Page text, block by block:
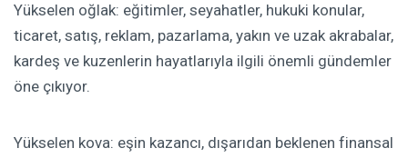
Yükselen oğlak: eğitimler, seyahatler, hukuki konular,
ticaret, satış, reklam, pazarlama, yakın ve uzak akrabalar,
kardeş ve kuzenlerin hayatlarıyla ilgili önemli gündemler
öne çıkıyor.
Yükselen kova: eşin kazancı, dışarıdan beklenen finansal